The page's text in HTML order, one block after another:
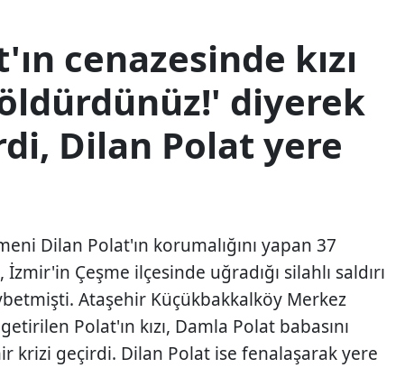
cenazesinde kızı
diyerek
Dilan Polat yere
Dilan Polat'ın korumalığını yapan 37
Çeşme ilçesinde uğradığı silahlı saldırı
Ataşehir Küçükbakkalköy Merkez
Polat'ın kızı, Damla Polat babasını
krizi geçirdi. Dilan Polat ise fenalaşarak yere